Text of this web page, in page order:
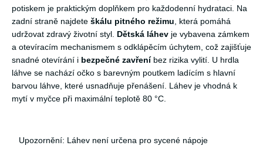
potiskem je praktickým doplňkem pro každodenní hydrataci. Na
zadní straně najdete škálu pitného režimu, která pomáhá
udržovat zdravý životní styl. Dětská láhev je vybavena zámkem
a otevíracím mechanismem s odklápěcím úchytem, což zajišťuje
snadné otevírání i bezpečné zavřeníbez rizika vylití. U hrdla
láhve se nachází očko s barevným poutkem ladícím s hlavní
barvou láhve, které usnadňuje přenášení. Láhev je vhodná k
mytí v myčce při maximální teplotě 80 °C.
Upozornění: Láhev není určena pro sycené nápoje